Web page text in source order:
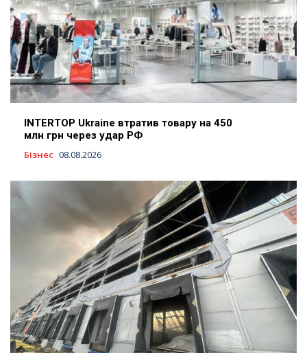
INTERTOP Ukraine втратив товару на 450
млн грн через удар РФ
Бізнес 08.08.2026